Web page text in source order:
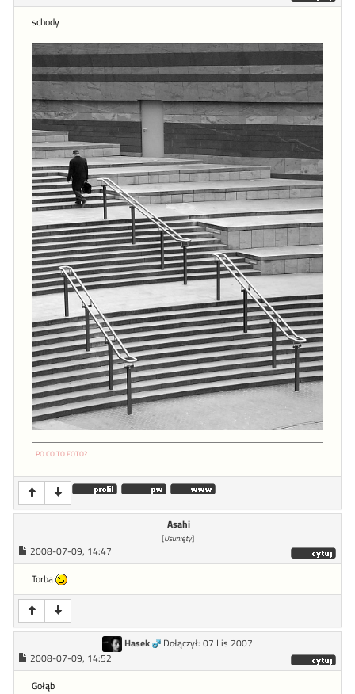
schody
PO CO TO FOTO?
Asahi
[Usunięty]
2008-07-09, 14:47
Torba
Hasek
Dołączył: 07 Lis 2007
2008-07-09, 14:52
Gołąb